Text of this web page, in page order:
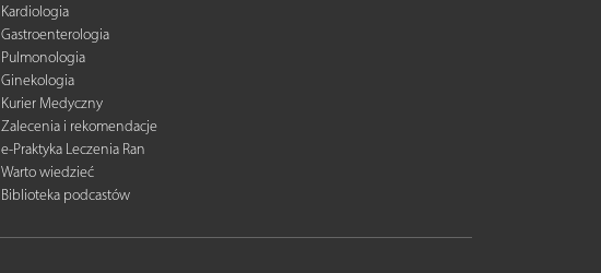
Kardiologia
Gastroenterologia
Pulmonologia
Ginekologia
Kurier Medyczny
Zalecenia i rekomendacje
e-Praktyka Leczenia Ran
Warto wiedzieć
Biblioteka podcastów